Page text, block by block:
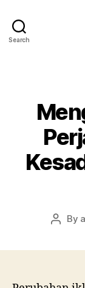
Search
Post
By